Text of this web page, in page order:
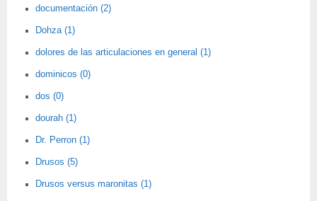
documentación (2)
Dohza (1)
dolores de las articulaciones en general (1)
dominicos (0)
dos (0)
dourah (1)
Dr. Perron (1)
Drusos (5)
Drusos versus maronitas (1)